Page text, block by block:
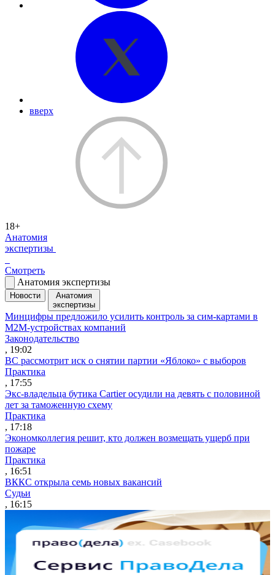
вверх
18+
Анатомия
экспертизы
Смотреть
Анатомия экспертизы
Новости
Анатомия
экспертизы
Минцифры предложило усилить контроль за сим-картами в
M2M-устройствах компаний
Законодательство
, 19:02
ВС рассмотрит иск о снятии партии «Яблоко» с выборов
Практика
, 17:55
Экс-владельца бутика Cartier осудили на девять с половиной
лет за таможенную схему
Практика
, 17:18
Экономколлегия решит, кто должен возмещать ущерб при
пожаре
Практика
, 16:51
ВККС открыла семь новых вакансий
Судьи
, 16:15